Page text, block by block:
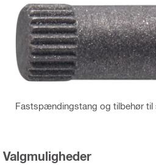
Fastspændingstang og tilbehør til
Valgmuligheder